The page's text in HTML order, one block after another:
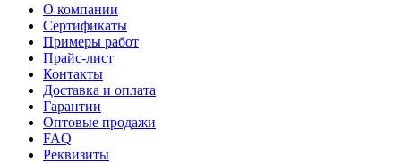
О компании
Сертификаты
Примеры работ
Прайс-лист
Контакты
Доставка и оплата
Гарантии
Оптовые продажи
FAQ
Реквизиты